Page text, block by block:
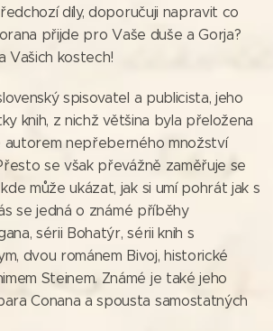
díly, doporučuji napravit co
přijde pro Vaše duše a Gorja?
Vašich kostech!
spisovatel a publicista, jeho
knih, z nichž většina byla přeložena
autorem nepřeberného množství
se však převážně zaměřuje se
může ukázat, jak si umí pohrát jak s
se jedná o známé příběhy
sérii Bohatýr, sérii knih s
dvou románem Bivoj, historické
Steinem. Známé je také jeho
Conana a spousta samostatných